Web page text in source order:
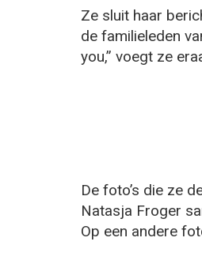
Ze sluit haar
de familieleden
you,” voegt ze
De foto’s die ze
Natasja Froger
Op een andere